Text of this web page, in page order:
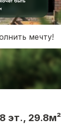
мечту!
эт., 29.8м²